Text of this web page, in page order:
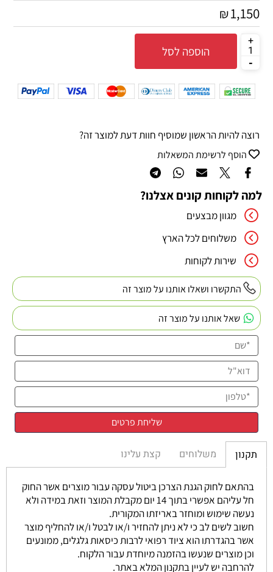
₪1,150
הוספה לסל
רוצה להיות הראשון שמוסיף חוות דעת למוצר זה?
הוסף לרשימת המשאלות
למה לקוחות קונים אצלנו?
מגוון מבצעים
משלוחים לכל הארץ
שירות לקוחות
התקשרו ושאלו אותנו על מוצר זה
שאל אותנו על מוצר זה
תקנון משלוחים קצת עלינו
בהתאם לחוק הגנת הצרכן ביטול עסקה עבור מוצרים אשר החוק
חל עליהם אפשרי בתוך 14 יום מקבלת המוצר וזאת במידה ולא
נעשה שימוש ומוחזר באריזתו המקורית.
חשוב לשים לב כי לא ניתן להחזיר ו/או לבטל ו/או להחליף מוצר
אשר בהגדרתו הוא ציוד רפואי לרבות כיסאות גלגלים, ממונעים
וכן מוצרים שנעשו בהזמנה מיוחדת עבור הלקוח.
להרחבה יש לעיין בתקנון המלא באתר.